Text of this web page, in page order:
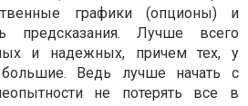
графики (опционы) и
предсказания. Лучше всего
и надежных, причем тех, у
Ведь лучше начать с
не потерять все в